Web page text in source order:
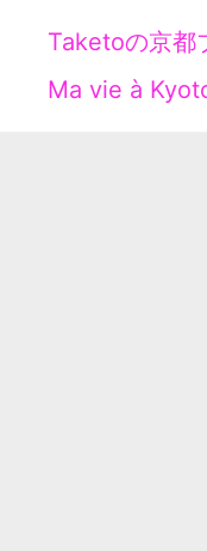
Taketoの京都
Ma vie à